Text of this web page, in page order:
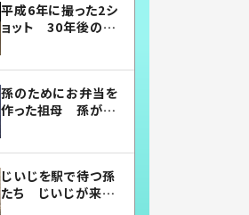
平成6年に撮った2シ
ョット 30年後の姿
孫のためにお弁当を
作った祖母 孫が絶
じいじを駅で待つ孫
たち じいじが来た